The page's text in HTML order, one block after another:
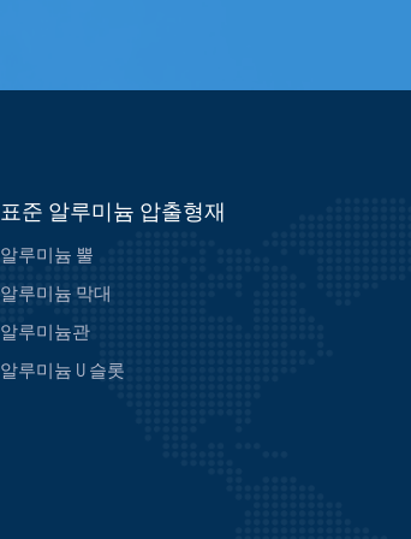
표준 알루미늄 압출형재
알루미늄 뿔
알루미늄 막대
알루미늄관
알루미늄 U 슬롯